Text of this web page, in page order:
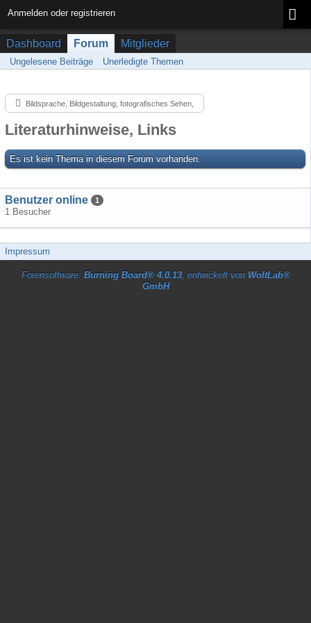
Anmelden oder registrieren
Dashboard Forum Mitglieder
Ungelesene Beiträge Unerledigte Themen
Bildsprache, Bildgestaltung, fotografisches Sehen,
Literaturhinweise, Links
Es ist kein Thema in diesem Forum vorhanden.
Benutzer online 1
1 Besucher
Impressum
Forensoftware: Burning Board® 4.0.13, entwickelt von WoltLab®
GmbH